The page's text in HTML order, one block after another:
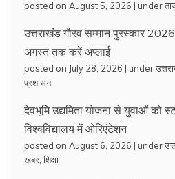
posted on August 5, 2026 | under
उत्तराखंड गौरव सम्मान पुरस्कार
अगस्त तक करें अप्लाई
posted on July 28, 2026 | under
प्रशासन
देवभूमि उद्यमिता योजना से युवाओं को
विश्वविद्यालय में ओरिएंटेशन
posted on August 6, 2026 | under
खबर शिक्षा